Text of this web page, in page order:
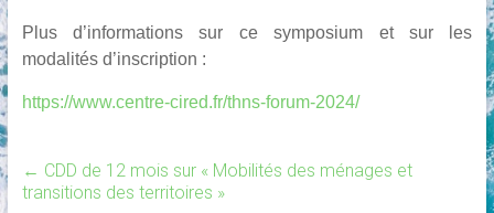
Plus d’informations sur ce symposium et sur les
modalités d’inscription :
https://www.centre-cired.fr/thns-forum-2024/
← CDD de 12 mois sur « Mobilités des ménages et
transitions des territoires »